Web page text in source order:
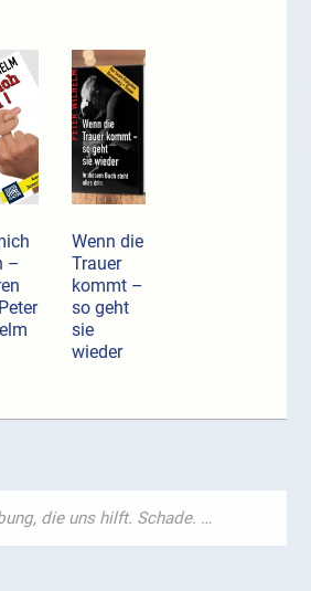
–
Wenn die
Trauer
kommt –
so geht
sie
wieder